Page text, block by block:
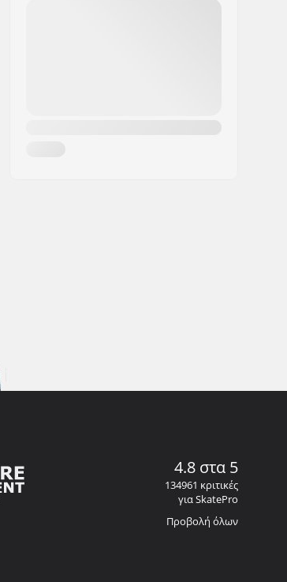
4.8 στα 5
134961 κριτικές
για SkatePro
Προβολή όλων